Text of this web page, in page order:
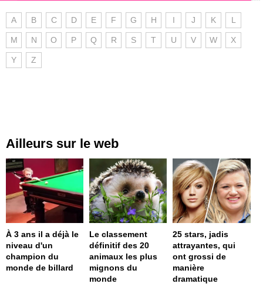
A B C D E F G H I J K L
M N O P Q R S T U V W X
Y Z
Ailleurs sur le web
À 3 ans il a déjà le
niveau d'un
champion du
monde de billard
Le classement
définitif des 20
animaux les plus
mignons du
monde
25 stars, jadis
attrayantes, qui
ont grossi de
manière
dramatique